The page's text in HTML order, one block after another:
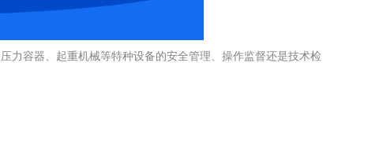
力容器、起重机械等特种设备的安全管理、操作监督还是技术检